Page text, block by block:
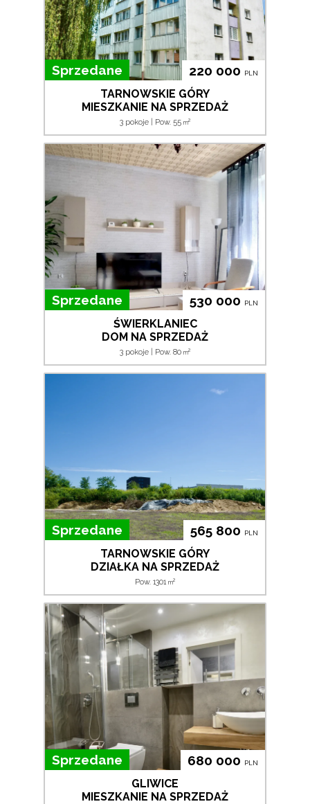
Sprzedane 220 000 PLN
TARNOWSKIE GÓRY
MIESZKANIE NA SPRZEDAŻ
3 pokoje | Pow. 55 m2
Sprzedane 530 000 PLN
ŚWIERKLANIEC
DOM NA SPRZEDAŻ
3 pokoje | Pow. 80 m2
Sprzedane 565 800 PLN
TARNOWSKIE GÓRY
DZIAŁKA NA SPRZEDAŻ
Pow. 1301 m2
Sprzedane 680 000 PLN
GLIWICE
MIESZKANIE NA SPRZEDAŻ